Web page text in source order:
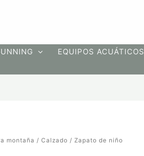
EQUIPOS ACUÁTICOS
montaña /Calzado / Zapato de niño